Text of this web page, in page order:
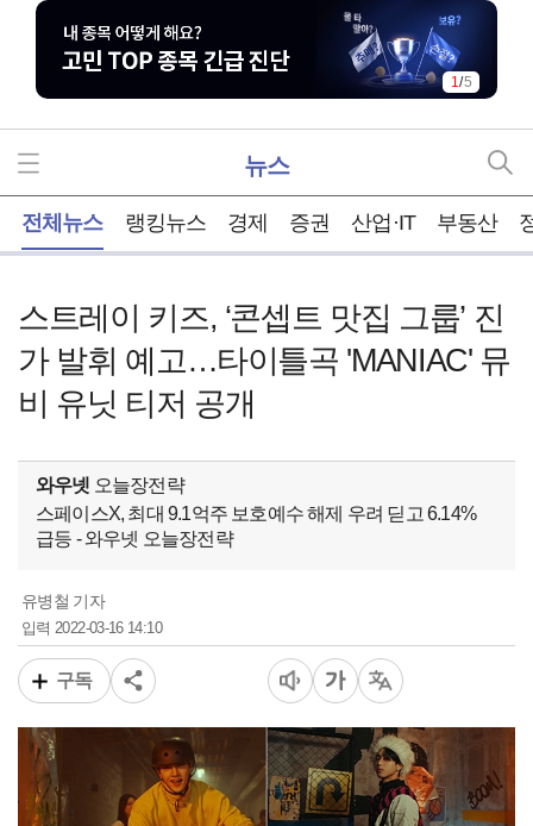
1/5
뉴스
전체뉴스 랭킹뉴스 경제 증권 산업·IT 부동산
스트레이 키즈, ‘콘셉트 맛집 그룹’ 진
가 발휘 예고…타이틀곡 'MANIAC' 뮤
비 유닛 티저 공개
와우넷 오늘장전략
스페이스X, 최대 9.1억주 보호예수 해제 우려 딛고 6.14%
급등 - 와우넷 오늘장전략
유병철 기자
입력2022-03-16 14:10
구독